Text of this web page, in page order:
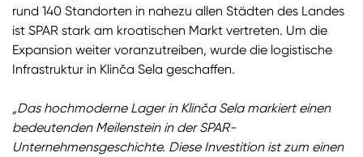
rund 140 Standorten in nahezu allen Städten des Landes
ist SPAR stark am kroatischen Markt vertreten. Um die
Expansion weiter voranzutreiben, wurde die logistische
Infrastruktur in Klinča Sela geschaffen.
„Das hochmoderne Lager in Klinča Sela markiert einen
bedeutenden Meilenstein in der SPAR-
Unternehmensgeschichte. Diese Investition ist zum einen